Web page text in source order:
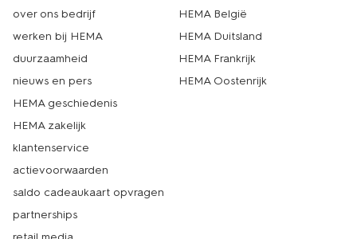
over ons bedrijf
werken bij HEMA
duurzaamheid
nieuws en pers
HEMA geschiedenis
HEMA zakelijk
klantenservice
actievoorwaarden
saldo cadeaukaart opvragen
partnerships
HEMA België
HEMA Duitsland
HEMA Frankrijk
HEMA Oostenrijk